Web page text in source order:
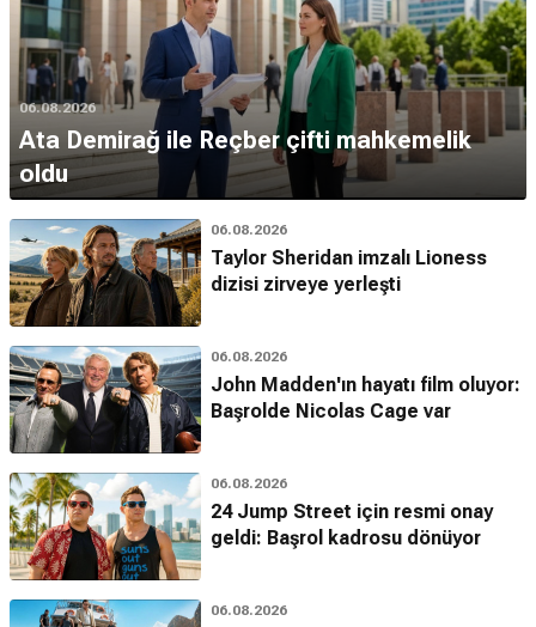
06.08.2026
Ata Demirağ ile Reçber çifti mahkemelik
oldu
06.08.2026
Taylor Sheridan imzalı Lioness
dizisi zirveye yerleşti
06.08.2026
John Madden'ın hayatı film oluyor:
Başrolde Nicolas Cage var
06.08.2026
24 Jump Street için resmi onay
geldi: Başrol kadrosu dönüyor
06.08.2026